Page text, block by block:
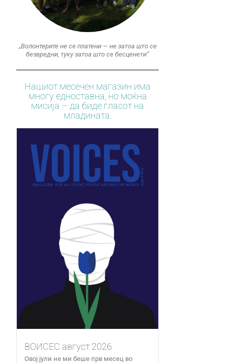
„Волонтерите не се платени — не затоа што се
безвредни, туку затоа што се бесценети“
Нашиот месечен магазин има
многу едноставна, но моќна
мисија – да биде гласот на
младината.
ВОИСЕС август 2026
Овој јули не ми беше прв месец во